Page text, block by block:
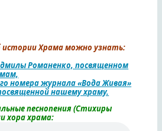
царя Николая II
истории Храма можно узнать:
Романенко, посвященном
номера журнала «Вода Живая»
нашему храму.
песнопения (Стихиры
хора храма: